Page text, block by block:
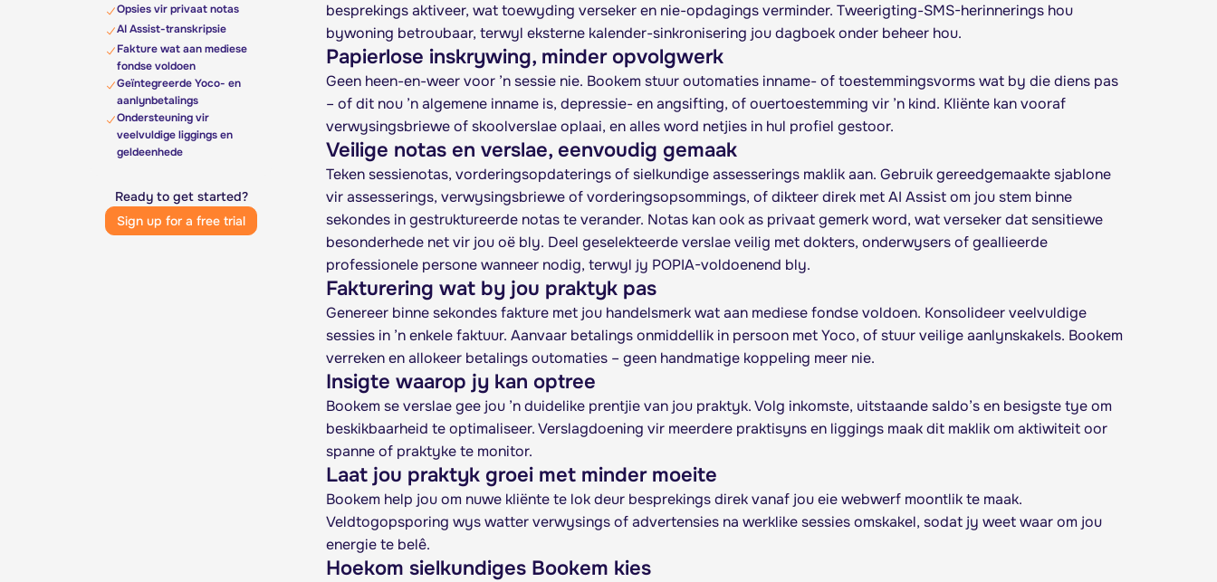
Opsies vir privaat notas
AI Assist-transkripsie
Fakture wat aan mediese
fondse voldoen
Geïntegreerde Yoco- en
aanlynbetalings
Ondersteuning vir
veelvuldige liggings en
geldeenhede
Ready to get started?
Sign up for a free trial
besprekings aktiveer, wat toewyding verseker en nie-opdagings verminder. Tweerigting-SMS-herinnerings hou
bywoning betroubaar, terwyl eksterne kalender-sinkronisering jou dagboek onder beheer hou.
Papierlose inskrywing, minder opvolgwerk
Geen heen-en-weer voor ’n sessie nie. Bookem stuur outomaties inname- of toestemmingsvorms wat by die diens pas
– of dit nou ’n algemene inname is, depressie- en angsifting, of ouertoestemming vir ’n kind. Kliënte kan vooraf
verwysingsbriewe of skoolverslae oplaai, en alles word netjies in hul profiel gestoor.
Veilige notas en verslae, eenvoudig gemaak
Teken sessienotas, vorderingsopdaterings of sielkundige assesserings maklik aan. Gebruik gereedgemaakte sjablone
vir assesserings, verwysingsbriewe of vorderingsopsommings, of dikteer direk met AI Assist om jou stem binne
sekondes in gestruktureerde notas te verander. Notas kan ook as privaat gemerk word, wat verseker dat sensitiewe
besonderhede net vir jou oë bly. Deel geselekteerde verslae veilig met dokters, onderwysers of geallieerde
professionele persone wanneer nodig, terwyl jy POPIA-voldoenend bly.
Fakturering wat by jou praktyk pas
Genereer binne sekondes fakture met jou handelsmerk wat aan mediese fondse voldoen. Konsolideer veelvuldige
sessies in ’n enkele faktuur. Aanvaar betalings onmiddellik in persoon met Yoco, of stuur veilige aanlynskakels. Bookem
verreken en allokeer betalings outomaties – geen handmatige koppeling meer nie.
Insigte waarop jy kan optree
Bookem se verslae gee jou ’n duidelike prentjie van jou praktyk. Volg inkomste, uitstaande saldo’s en besigste tye om
beskikbaarheid te optimaliseer. Verslagdoening vir meerdere praktisyns en liggings maak dit maklik om aktiwiteit oor
spanne of praktyke te monitor.
Laat jou praktyk groei met minder moeite
Bookem help jou om nuwe kliënte te lok deur besprekings direk vanaf jou eie webwerf moontlik te maak.
Veldtogopsporing wys watter verwysings of advertensies na werklike sessies omskakel, sodat jy weet waar om jou
energie te belê.
Hoekom sielkundiges Bookem kies